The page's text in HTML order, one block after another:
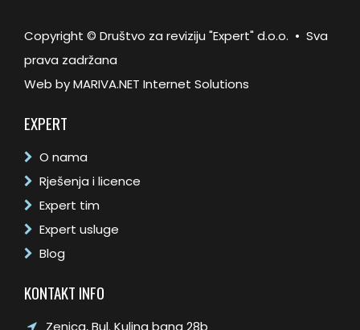
Copyright © Društvo za reviziju "Expert" d.o.o. • Sva
prava zadržana
Web byMARIVA.NET Internet Solutions
EXPERT
O nama
Rješenja i licence
Expert tim
Expert usluge
Blog
KONTAKT INFO